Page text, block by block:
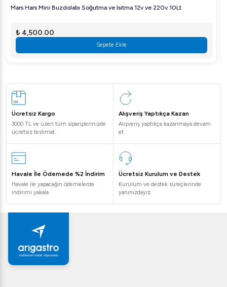
Mars Hars Mini Buzdolabı Soğutma ve Isıtma 12v ve 220v 10Lt
₺ 4,500.00
Sepete Ekle
Ücretsiz Kargo
3000 TL ve üzeri tüm siparişlerinizde
ücretsiz teslimat.
Alışveriş Yaptıkça Kazan
Alışveriş yaptıkça kazanmaya devam
et
Havale İle Ödemede %2 İndirim
Havale ile yapacağın ödemelerde
indirimi yakala
Ücretsiz Kurulum ve Destek
Kurulum ve destek süreçlerinde
yanınızdayız.